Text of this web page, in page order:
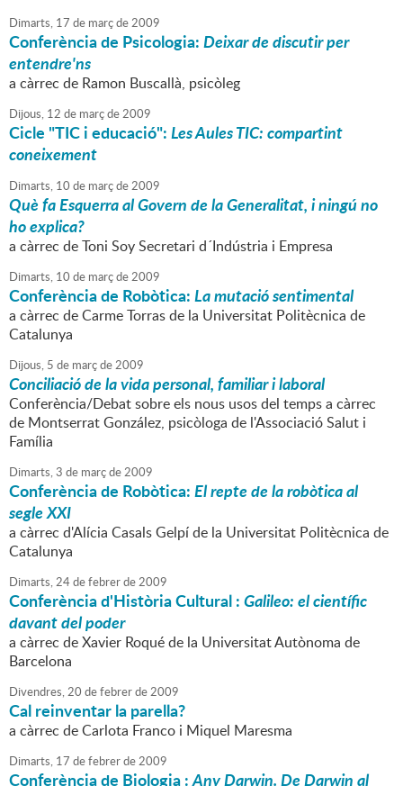
Dimarts, 17 de marçde2009
Conferència de Psicologia:Deixar de discutir per
entendre'ns
a càrrec de Ramon Buscallà, psicòleg
Dijous, 12 de marçde2009
Cicle "TIC i educació":Les Aules TIC: compartint
coneixement
Dimarts, 10 de marçde2009
Què fa Esquerra al Govern de la Generalitat, i ningú no
ho explica?
a càrrec de Toni Soy Secretari d´Indústria i Empresa
Dimarts, 10 de marçde2009
Conferència de Robòtica:La mutació sentimental
a càrrec de Carme Torras de la Universitat Politècnica de
Catalunya
Dijous, 5 de marçde2009
Conciliació de la vida personal, familiar i laboral
Conferència/Debat sobre els nous usos del temps a càrrec
de Montserrat González, psicòloga de l'Associació Salut i
Família
Dimarts,3 de marçde2009
Conferència de Robòtica:El repte de la robòtica al
segle XXI
a càrrec d'Alícia Casals Gelpí de la Universitat Politècnica de
Catalunya
Dimarts,24defebrerde2009
Conferència d'Història Cultural :Galileo: el científic
davant del poder
a càrrec de Xavier Roqué de la Universitat Autònoma de
Barcelona
Divendres,20 defebrerde2009
Cal reinventar la parella?
a càrrec de Carlota Franco i Miquel Maresma
Dimarts, 17 defebrerde2009
Conferència de Biologia :Any Darwin. De Darwin al